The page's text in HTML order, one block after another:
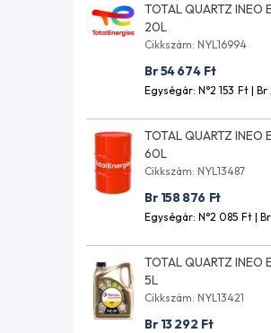
TOTAL QUARTZ INEO
20L
Cikkszám: NYL16994
Br 54 674 Ft
Egységár: N°2 153 Ft | Br
TOTAL QUARTZ INEO
60L
Cikkszám: NYL13487
Br 158 876 Ft
Egységár: N°2 085 Ft |
TOTAL QUARTZ INEO
5L
Cikkszám: NYL13421
Br 13 292 Ft